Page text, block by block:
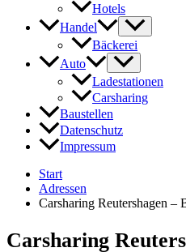
Hotels
Handel
Bäckerei
Auto
Ladestationen
Carsharing
Baustellen
Datenschutz
Impressum
Start
Adressen
Carsharing Reutershagen –
Carsharing